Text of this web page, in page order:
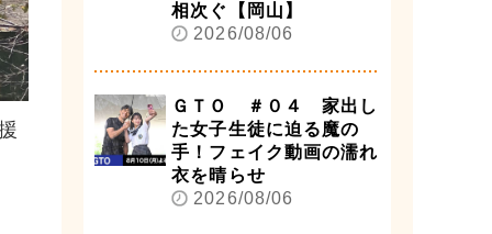
相次ぐ【岡山】
2026/08/06
ＧＴＯ ＃０４ 家出し
た女子生徒に迫る魔の
手！フェイク動画の濡れ
衣を晴らせ
2026/08/06